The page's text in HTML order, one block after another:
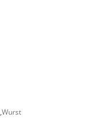
,Wurst